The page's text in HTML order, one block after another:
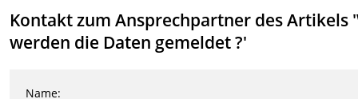
Kontakt zum Ansprechpartner des Artikels
werden die Daten gemeldet ?'
Name: